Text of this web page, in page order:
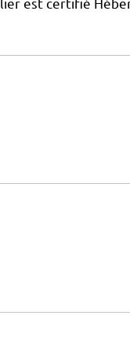
est certifié